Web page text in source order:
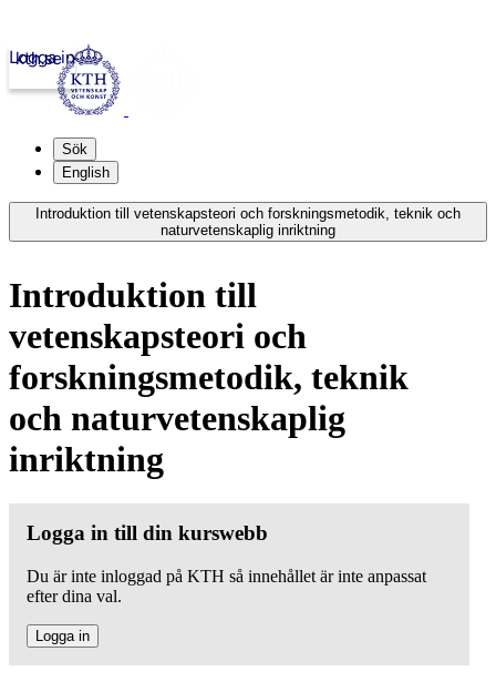
kth.se
Logga in
Sök
English
Introduktion till vetenskapsteori och forskningsmetodik, teknik och
naturvetenskaplig inriktning
Introduktion till
vetenskapsteori och
forskningsmetodik, teknik
och naturvetenskaplig
inriktning
Logga in till din kurswebb
Du är inte inloggad på KTH så innehållet är inte anpassat
efter dina val.
Logga in